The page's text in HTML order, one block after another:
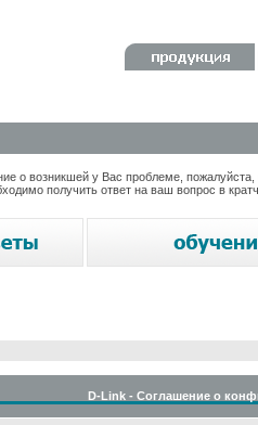
возникшей у Вас проблеме, пожалуйста,
получить ответ на ваш вопрос в
D-Link - Соглашение о